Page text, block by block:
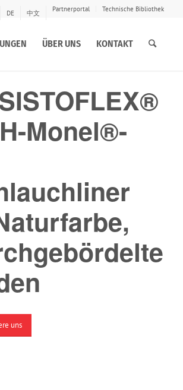
DE 中文 Partnerportal Technische Bibliothek
ÜBER UNS KONTAKT
Monel®-
uns